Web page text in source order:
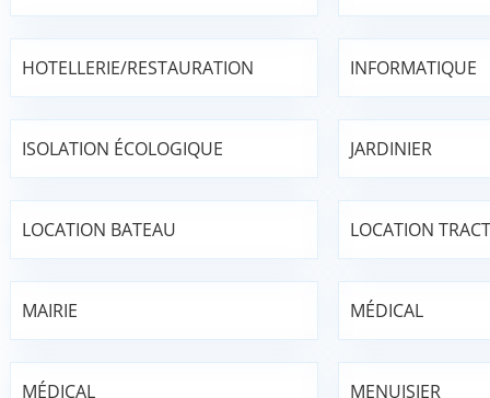
HOTELLERIE/RESTAURATION INFORMATIQUE
ISOLATION ÉCOLOGIQUE JARDINIER
LOCATION BATEAU LOCATION
MAIRIE MÉDICAL
MÉDICAL MENUISIER